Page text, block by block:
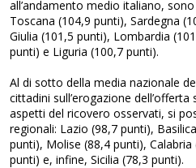
all’andamento medio italiano,
Toscana (104,9 punti), Sardegna
Giulia (101,5 punti), Lombardia
punti) e Liguria (100,7 punti).
Al di sotto della media nazionale
cittadini sull’erogazione
aspetti del ricovero osservati, si
regionali: Lazio (98,7 punti),
punti), Molise (88,4 punti),
punti) e, infine, Sicilia (78,3 punti).